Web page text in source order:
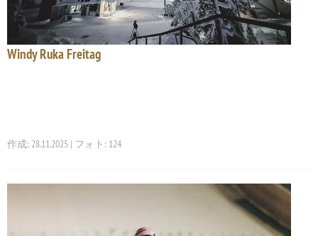
Windy Ruka Freitag
作成: 28.11.2025 | フォト: 124